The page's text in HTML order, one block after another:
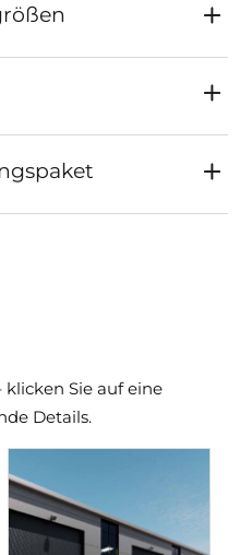
Sie auf eine
Details.